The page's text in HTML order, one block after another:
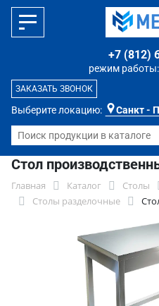
Выберите локацию: Санкт -
режим работы:
+7 (812)
ЗАКАЗАТЬ ЗВОНОК
Стол
Главная Каталог Столы
Столы разделочные